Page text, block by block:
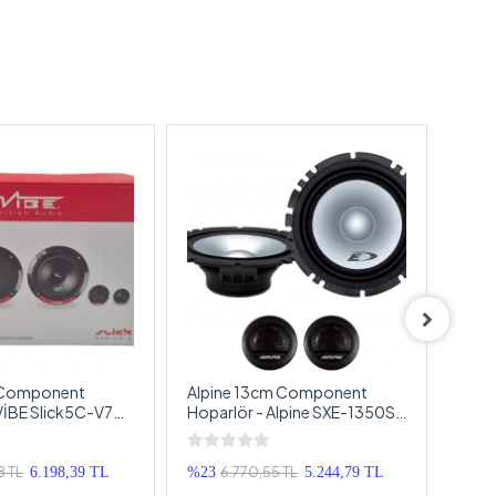
Slick5C-V7
- VİBE
Seti
TL 6.198,39 TL
Alpine 13cm Component
Hoparlör - Alpine SXE-1350S
13cm Mid Takımı - Alpine
Komponent Hoparlör Seti
%23 6.770,55 TL 5.244,79 TL